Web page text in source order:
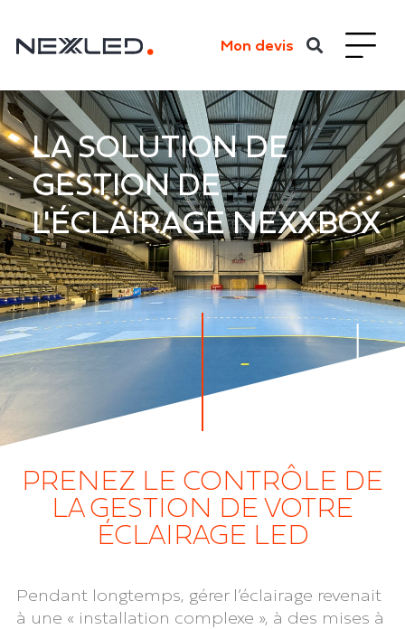
Mon devis
LA SOLUTION DE
GESTION DE
L'ÉCLAIRAGE NEXXBOX
PRENEZ LE CONTRÔLE DE
LA GESTION DE VOTRE
ÉCLAIRAGE LED
Pendant longtemps, gérer l’éclairage revenait
à une « installation complexe », à des mises à